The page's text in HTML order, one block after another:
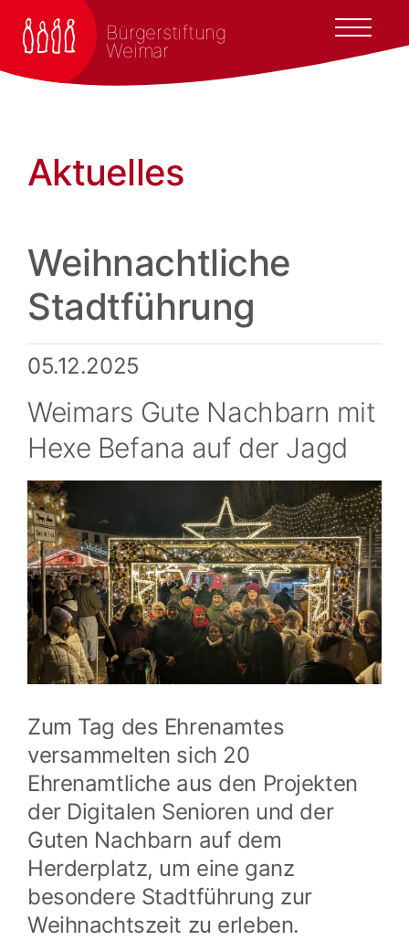
Bürgerstiftung
Weimar
Aktuelles
Weihnachtliche
Stadtführung
05.12.2025
Weimars Gute Nachbarn mit
Hexe Befana auf der Jagd
Zum Tag des Ehrenamtes
versammelten sich 20
Ehrenamtliche aus den Projekten
der Digitalen Senioren und der
Guten Nachbarn auf dem
Herderplatz, um eine ganz
besondere Stadtführung zur
Weihnachtszeit zu erleben.